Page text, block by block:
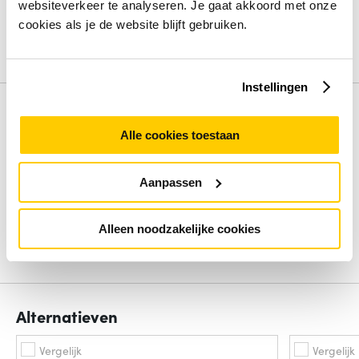
websiteverkeer te analyseren. Je gaat akkoord met onze
cookies als je de website blijft gebruiken.
Instellingen
Alle cookies toestaan
Aanpassen
Alleen noodzakelijke cookies
Koperen ethernetbekabelingstechnologie
T,100BASE-TX,1000BASE-T
Bekijk alle specificaties
Review
Beoordelingen binnenkort beschikbaar
Deel je ervaring met het product door het schrijven van een
review.
Schrijf een review
Alternatieven
Vergelijk Vergelijk